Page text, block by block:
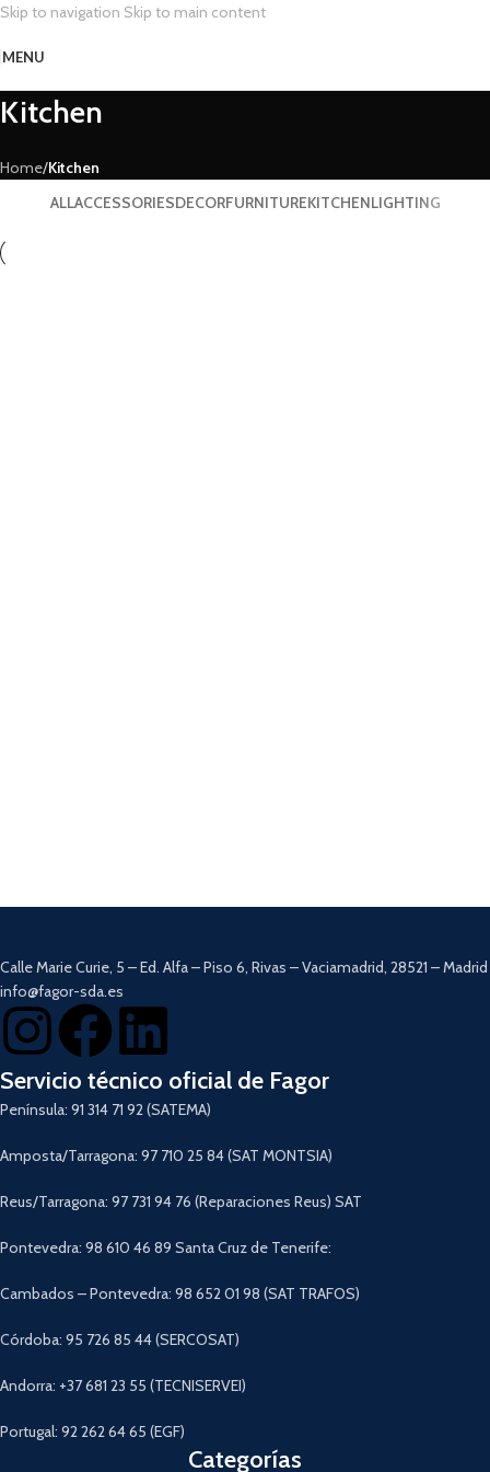
Skip to navigation Skip to main content
MENU
Kitchen
Home/Kitchen
ALLACCESSORIESDECORFURNITUREKITCHENLIGHTING
Calle Marie Curie, 5 – Ed. Alfa – Piso 6, Rivas – Vaciamadrid, 28521 – Madrid
info@fagor-sda.es
Servicio técnico oficial de Fagor
Península: 91 314 71 92 (SATEMA)
Amposta/Tarragona: 97 710 25 84 (SAT MONTSIA)
Reus/Tarragona: 97 731 94 76 (Reparaciones Reus) SAT
Pontevedra: 98 610 46 89 Santa Cruz de Tenerife:
Cambados – Pontevedra: 98 652 01 98 (SAT TRAFOS)
Córdoba: 95 726 85 44 (SERCOSAT)
Andorra: +37 681 23 55 (TECNISERVEI)
Portugal: 92 262 64 65 (EGF)
Categorías